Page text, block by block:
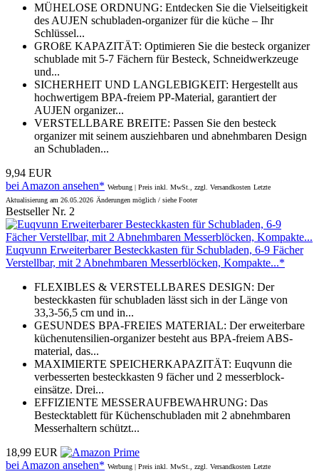
MÜHELOSE ORDNUNG: Entdecken Sie die Vielseitigkeit
des AUJEN schubladen-organizer für die küche – Ihr
Schlüssel...
GROßE KAPAZITÄT: Optimieren Sie die besteck organizer
schublade mit 5-7 Fächern für Besteck, Schneidwerkzeuge
und...
SICHERHEIT UND LANGLEBIGKEIT: Hergestellt aus
hochwertigem BPA-freiem PP-Material, garantiert der
AUJEN organizer...
VERSTELLBARE BREITE: Passen Sie den besteck
organizer mit seinem ausziehbaren und abnehmbaren Design
an Schubladen...
9,94 EUR
bei Amazon ansehen* Werbung | Preis inkl. MwSt., zzgl. Versandkosten Letzte
Aktualisierung am 26.05.2026 Änderungen möglich / siehe Footer
Bestseller Nr. 2
Euqvunn Erweiterbarer Besteckkasten für Schubladen, 6-9 Fächer
Verstellbar, mit 2 Abnehmbaren Messerblöcken, Kompakte...*
FLEXIBLES & VERSTELLBARES DESIGN: Der
besteckkasten für schubladen lässt sich in der Länge von
33,3-56,5 cm und in...
GESUNDES BPA-FREIES MATERIAL: Der erweiterbare
küchenutensilien-organizer besteht aus BPA-freiem ABS-
material, das...
MAXIMIERTE SPEICHERKAPAZITÄT: Euqvunn die
verbesserten besteckkasten 9 fächer und 2 messerblock-
einsätze. Drei...
EFFIZIENTE MESSERAUFBEWAHRUNG: Das
Bestecktablett für Küchenschubladen mit 2 abnehmbaren
Messerhaltern schützt...
18,99 EUR
bei Amazon ansehen* Werbung | Preis inkl. MwSt., zzgl. Versandkosten Letzte